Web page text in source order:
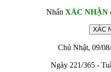
Nhấn XÁC NHẬN
Chủ Nhật, 09/
Ngày 221/365 -